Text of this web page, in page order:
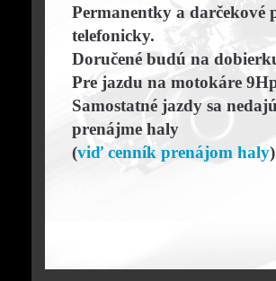
Permanentky a darčekové
telefonicky.
Doručené budú na
Pre jazdu na motokáre
Samostatné jazdy sa
prenájme haly
(viď cenník prenájom haly